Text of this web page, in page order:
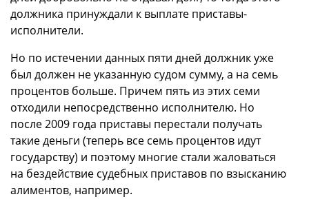
должника принуждали к выплате приставы-
исполнители.
Но по истечении данных пяти дней должник уже
был должен не указанную судом сумму, а на семь
процентов больше. Причем пять из этих семи
отходили непосредственно исполнителю. Но
после 2009 года приставы перестали получать
такие деньги (теперь все семь процентов идут
государству) и поэтому многие стали жаловаться
на бездействие судебных приставов по взысканию
алиментов, например.